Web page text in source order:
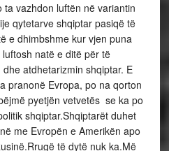
ta vazhdon luftën në variantin
qytetarve shqiptar pasiqë të
e dhimbshme kur vjen puna
natë e ditë për të
atdhetarizmin shqiptar. E
pranonë Evropa, po na qorton
pyetjën vetvetës se ka po
shqiptar.Shqiptarët duhet
me Evropën e Amerikën apo
të dytë nuk ka.Më